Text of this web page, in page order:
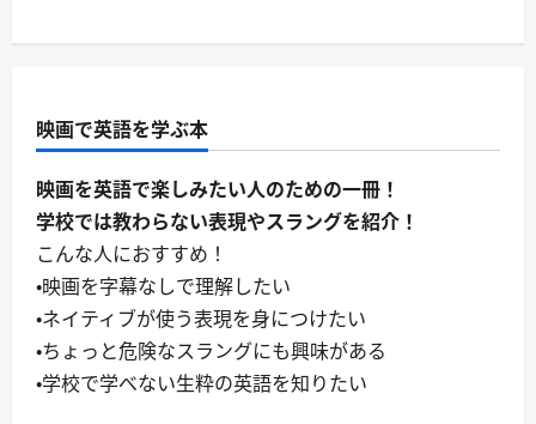
映画で英語を学ぶ本
映画を英語で楽しみたい人のための一冊！
学校では教わらない表現やスラングを紹介！
こんな人におすすめ！
・映画を字幕なしで理解したい
・ネイティブが使う表現を身につけたい
・ちょっと危険なスラングにも興味がある
・学校で学べない生粋の英語を知りたい